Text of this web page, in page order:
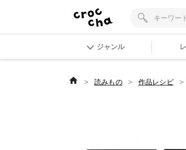
ジャンル
＞ 読みもの ＞ 作品レシピ ＞